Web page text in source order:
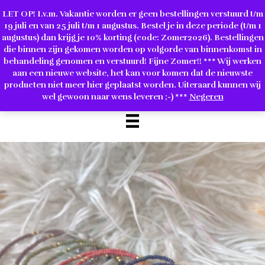
LET OP! I.v.m. Vakantie worden er geen bestellingen verstuurd t/m
19 juli en van 25 juli t/m 1 augustus. Bestel je in deze periode (t/m 1
augustus) dan krijg je 10% korting (code: Zomer2026). Bestellingen
die binnen zijn gekomen worden op volgorde van binnenkomst in
behandeling genomen en verstuurd! Fijne Zomer!! *** Wij werken
aan een nieuwe website, het kan voor komen dat de nieuwste
producten niet meer hier geplaatst worden. Uiteraard kunnen wij
wel gewoon naar wens leveren ;-) *** Negeren
AFREKENEN ACCOUNT